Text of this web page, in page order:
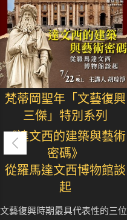
梵蒂岡聖年「文藝復興
三傑」特別系列
《達文西的建築與藝術
密碼》
從羅馬達文西博物館談
起
文藝復興時期最具代表性的三位